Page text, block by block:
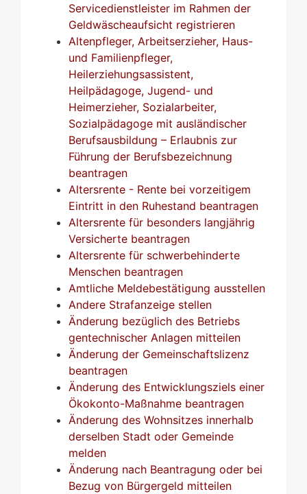
Servicedienstleister im Rahmen der
Geldwäscheaufsicht registrieren
Altenpfleger, Arbeitserzieher, Haus-
und Familienpfleger,
Heilerziehungsassistent,
Heilpädagoge, Jugend- und
Heimerzieher, Sozialarbeiter,
Sozialpädagoge mit ausländischer
Berufsausbildung – Erlaubnis zur
Führung der Berufsbezeichnung
beantragen
Altersrente - Rente bei vorzeitigem
Eintritt in den Ruhestand beantragen
Altersrente für besonders langjährig
Versicherte beantragen
Altersrente für schwerbehinderte
Menschen beantragen
Amtliche Meldebestätigung ausstellen
Andere Strafanzeige stellen
Änderung bezüglich des Betriebs
gentechnischer Anlagen mitteilen
Änderung der Gemeinschaftslizenz
beantragen
Änderung des Entwicklungsziels einer
Ökokonto-Maßnahme beantragen
Änderung des Wohnsitzes innerhalb
derselben Stadt oder Gemeinde
melden
Änderung nach Beantragung oder bei
Bezug von Bürgergeld mitteilen